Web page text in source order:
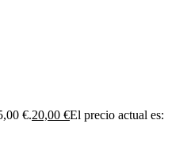
€.20,00 €El precio actual es: